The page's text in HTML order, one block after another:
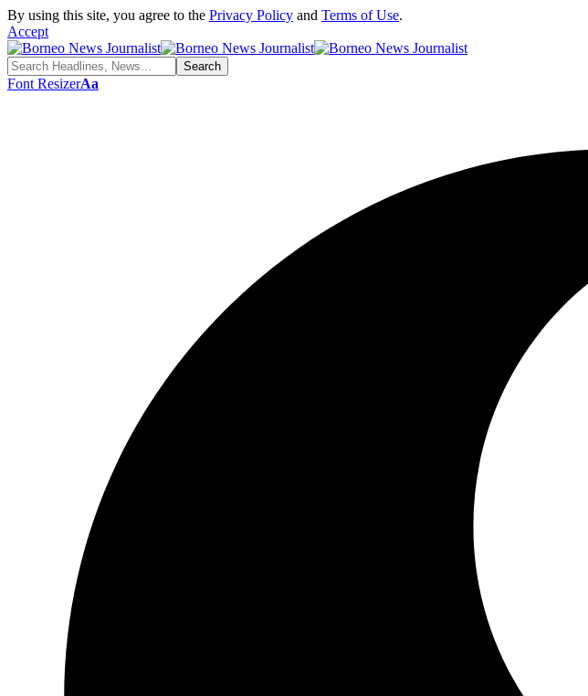
By using this site, you agree to the Privacy Policy and Terms of Use.
Accept
Font ResizerAa